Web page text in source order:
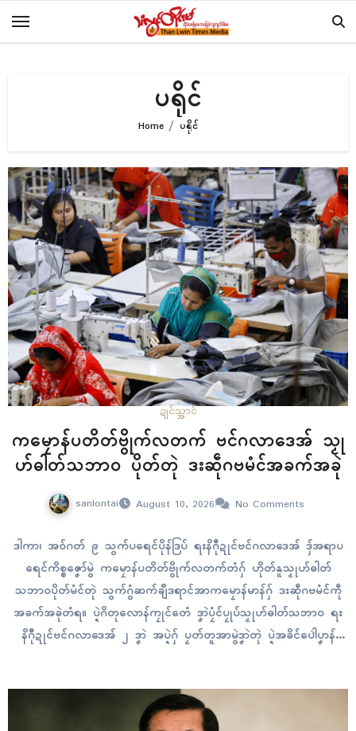
ပရိုၚ်
Home ပရိုၚ်
ဍုၚ်သ္အာၚ်
ကမၠောန်ပတိတ်ဗွိုက်လတက် ဗင်ဂလာဒေအ် သၟု
ဟ်ဓါတ်သဘာဝ ပိုတ်တုဲ ဒးဆဵုဂဗမံၚ်အခက်အခုဲ
sanlontai August 10, 2026 No Comments
ဒါကာ၊ အဝ်ဂတ် ၉ သွက်ပရေၚ်ပိုန်ဒြပ် ရးနိဂီုဍုၚ်ဗင်ဂလာဒေအ် ဒှ်အရာပ
ရေၚ်ကိစ္စဇၞော်မွဲ ကမၠောန်ပတိတ်ဗွိုက်လတက်တံဂှ် ဟိုတ်နူသၟုဟ်ဓါတ်
သဘာဝပိုတ်မံၚ်တုဲ သွက်ဂွံဆက်ချဳဒရာၚ်အာကမၠောန်မာန်ဂှ် ဒးဆဵုဂဗမံၚ်ကဵု
အခက်အခုဲတံရ။ ပ္ဍဲဂိတုလောန်ကၠုၚ်တေံ ဒၞာဲပၠံၚ်ပၠုပ်သၟုဟ်ဓါတ်သဘာဝ ရး
နိဂီုဍုၚ်ဗင်ဂလာဒေအ် ၂ ဒၞာဲ အပ္ဍဲဂှ် ပၟတ်တူအာမွဲဒၞာဲတုဲ ပ္ဍဲအခိၚ်ပေါဲပၞာန်
ဇြဟတ်သၟာကမၠောန်သီုဖအိုတ် ၁၄ ပြကောတိကိုတ် နွံမံၚ်တံဂှ်…